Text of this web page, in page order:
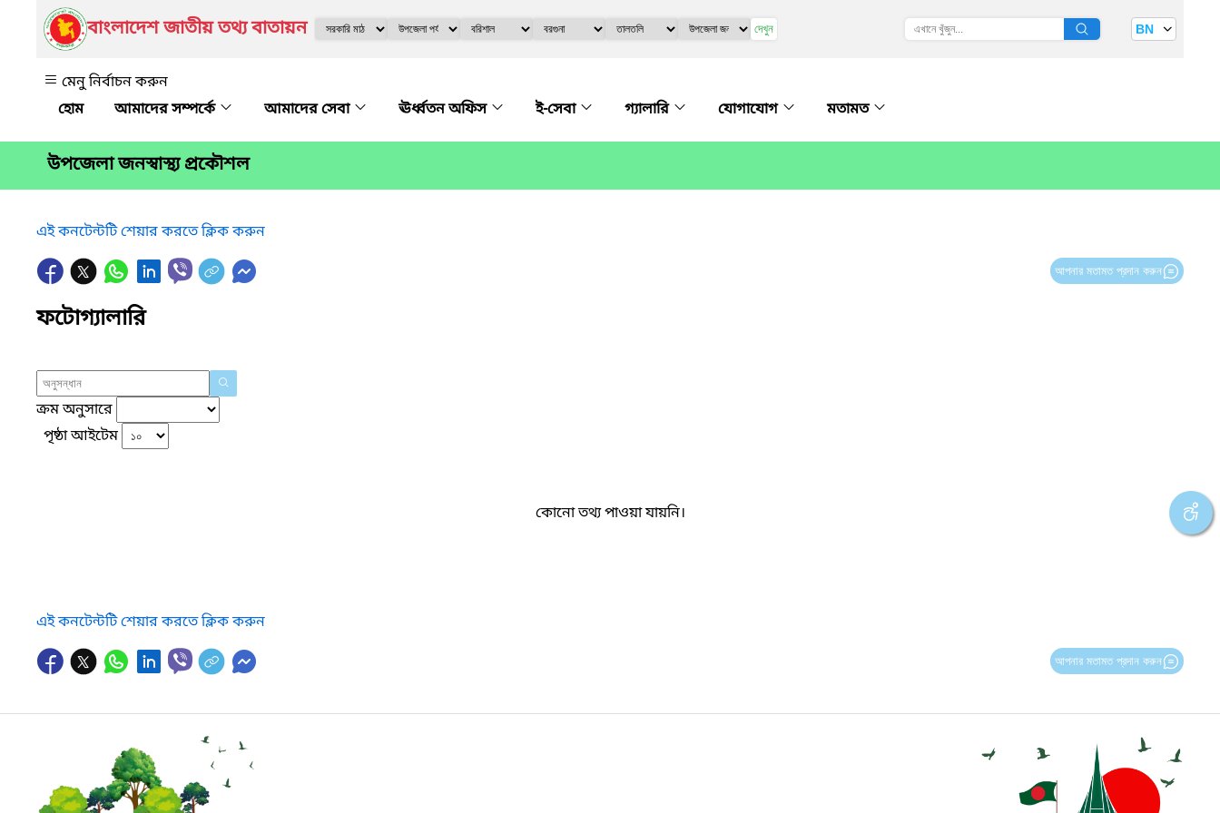
বাংলাদেশ জাতীয় তথ্য বাতায়ন দেখুন BN
মেনু নির্বাচন করুন
আমাদের সম্পর্কে
আমাদের সেবা ঊর্ধ্বতন অফিস ই-সেবা গ্যালারি যোগাযোগ মতামত
উপজেলা জনস্বাস্থ্য প্রকৌশল
এই কনটেন্টটি শেয়ার করতে ক্লিক করুন
আপনার মতামত প্রদান করুন
ফটোগ্যালারি
ক্রম অনুসারে
পৃষ্ঠা আইটেম
কোনো তথ্য পাওয়া যায়নি।
এই কনটেন্টটি শেয়ার করতে ক্লিক করুন
আপনার মতামত প্রদান করুন